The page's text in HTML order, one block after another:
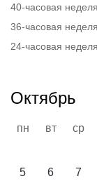
40-часовая неделя
36-часовая неделя
24-часовая неделя
Октябрь
пн вт ср
5
6 7